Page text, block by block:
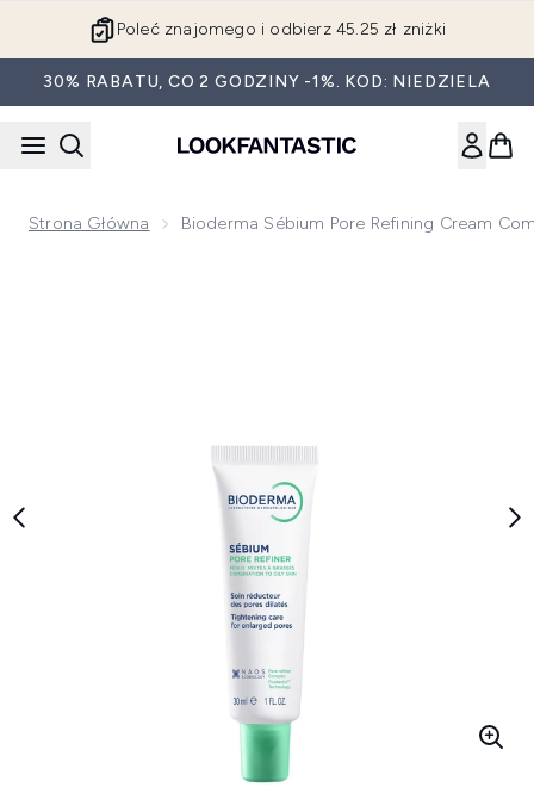
Poleć znajomego i odbierz 45.25 zł zniżki
30% RABATU, CO 2 GODZINY -1%. KOD: NIEDZIELA
Strona Główna Bioderma Sébium Pore Refining Cream